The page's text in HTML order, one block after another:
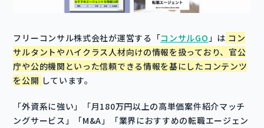
フリーコンサル株式会社が運営する「コンサルGO」は コン
サルタントやハイクラス人材向けの情報を扱っており、官公
庁や公的機関といった信頼できる情報を基にしたコンテンツ
を公開 しています。
「外資系に強い」「月180万円以上の高単価案件紹介マッチ
ングサービス」「M&A」「業界におすすめの転職エージェン